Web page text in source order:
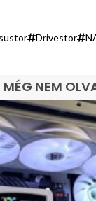
Drivestor
MÉG NEM